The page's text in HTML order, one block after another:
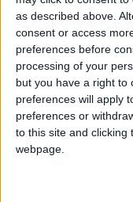
as described above.
consent or access
preferences before
processing of your
but you have a right to
preferences will apply
preferences or
to this site and clicking
webpage.
les quals celebren
bevent a sota dels
Ara ja no sabria
són el pa de cada
amb relativa
de bambú,
temple. Al Japó, la